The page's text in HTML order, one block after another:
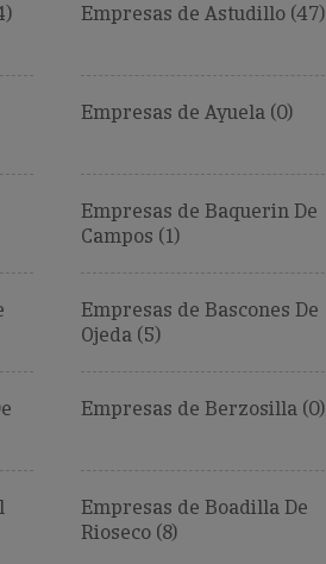
Empresas de Astudillo (47)
Empresas de Ayuela (0)
Empresas de Baquerin De
Campos (1)
Empresas de Bascones De
Ojeda (5)
Empresas de Berzosilla (0)
Empresas de Boadilla De
Rioseco (8)